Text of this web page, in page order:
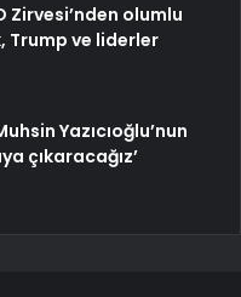
Zirvesi’nden olumlu
Trump ve liderler
Yazıcıoğlu’nun
çıkaracağız’